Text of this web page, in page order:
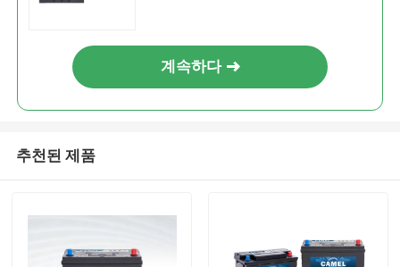
계속하다
추천된 제품